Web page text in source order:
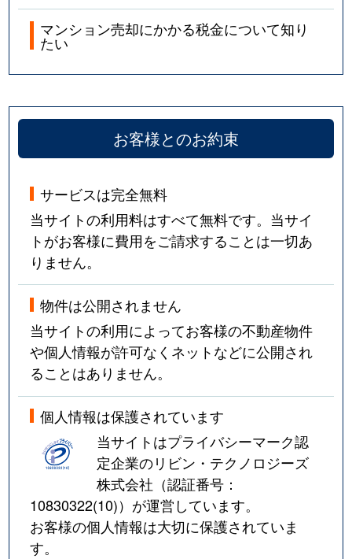
マンション売却にかかる税金について知り
たい
お客様とのお約束
サービスは完全無料
当サイトの利用料はすべて無料です。当サイ
トがお客様に費用をご請求することは一切あ
りません。
物件は公開されません
当サイトの利用によってお客様の不動産物件
や個人情報が許可なくネットなどに公開され
ることはありません。
個人情報は保護されています
当サイトはプライバシーマーク認
定企業のリビン・テクノロジーズ
株式会社（認証番号：
10830322(10)）が運営しています。
お客様の個人情報は大切に保護されていま
す。